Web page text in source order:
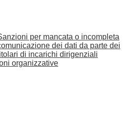
per mancata o incompleta
dei dati da parte dei
di incarichi dirigenziali
organizzative